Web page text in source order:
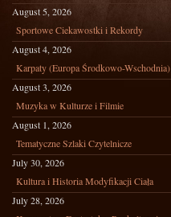
August 5, 2026
Sportowe Ciekawostki i Rekordy
August 4, 2026
Karpaty (Europa Środkowo-Wschodnia)
August 3, 2026
Muzyka w Kulturze i Filmie
August 1, 2026
Tematyczne Szlaki Czytelnicze
July 30, 2026
Kultura i Historia Modyfikacji Ciała
July 28, 2026